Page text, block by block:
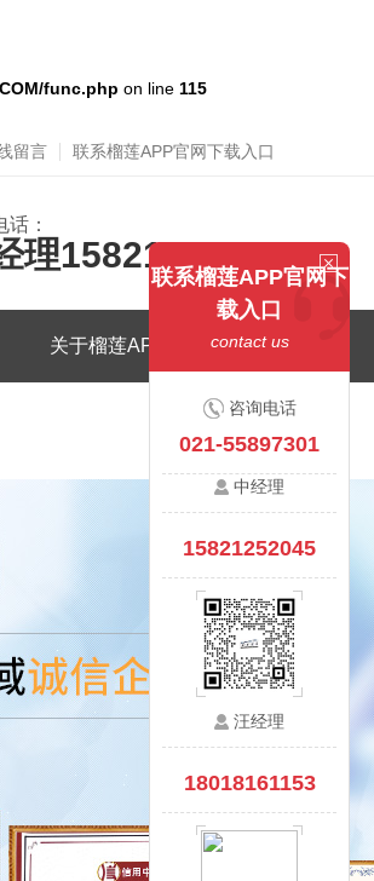
func.php on line 115
留言 联系榴莲APP官网下载入口
话：
理15821252045
关于榴莲APP官网下载入口
联系榴莲APP官网下
载入口
contact us
咨询电话
021-55897301
中经理
15821252045
汪经理
18018161153